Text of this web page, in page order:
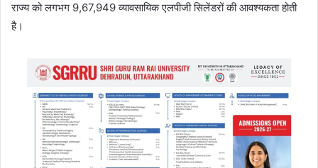
राज्य को लगभग 9,67,949 व्यावसायिक एलपीजी सिलेंडरों की आवश्यकता होती
है।